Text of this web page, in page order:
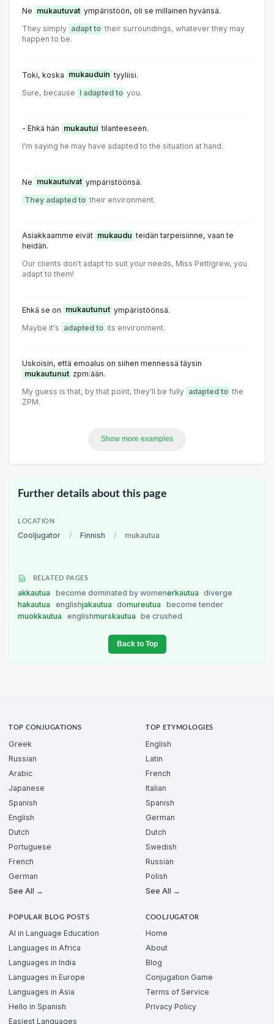
Ne mukautuvat ympäristöön, oli se millainen hyvänsä.
They simply adapt to their surroundings, whatever they may
happen to be.
Toki, koska mukauduin tyyliisi.
Sure, because I adapted to you.
- Ehkä hän mukautui tilanteeseen.
I'm saying he may have adapted to the situation at hand.
Ne mukautuivat ympäristöönsä.
They adapted to their environment.
Asiakkaamme eivät mukaudu teidän tarpeisiinne, vaan te
heidän.
Our clients don't adapt to suit your needs, Miss Pettigrew, you
adapt to them!
Ehkä se on mukautunut ympäristöönsä.
Maybe it's adapted to its environment.
Uskoisin, että emoalus on siihen mennessä täysin
mukautunut zpm:ään.
My guess is that, by that point, they'll be fully adapted to the
ZPM.
Show more examples
Further details about this page
LOCATION
Cooljugator / Finnish / mukautua
RELATED PAGES
akkautua become dominated by womenerkautua
diverge
hakautua
englishjakautua domureutua
become tender
muokkautua
englishmurskautua be crushed
Back to Top
TOP CONJUGATIONS
Greek
Russian
Arabic
Japanese
Spanish
English
Dutch
Portuguese
French
German
See All →
TOP ETYMOLOGIES
English
Latin
French
Italian
Spanish
German
Dutch
Swedish
Russian
Polish
See All →
POPULAR BLOG POSTS
AI in Language Education
Languages in Africa
Languages in India
Languages in Europe
Languages in Asia
Hello in Spanish
Easiest Languages
COOLJUGATOR
Home
About
Blog
Conjugation Game
Terms of Service
Privacy Policy